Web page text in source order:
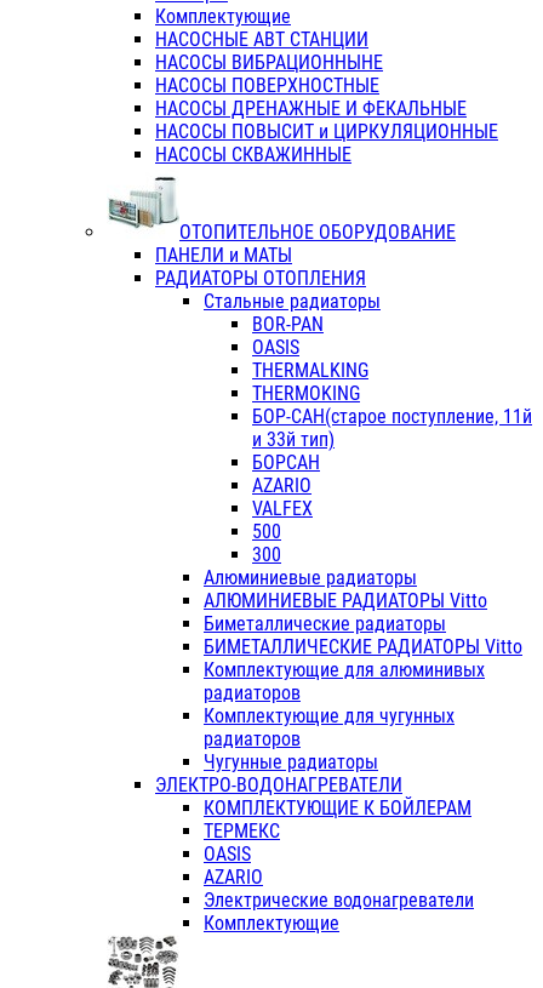
Комплектующие
НАСОСНЫЕ АВТ СТАНЦИИ
НАСОСЫ ВИБРАЦИОННЫНЕ
НАСОСЫ ПОВЕРХНОСТНЫЕ
НАСОСЫ ДРЕНАЖНЫЕ И ФЕКАЛЬНЫЕ
НАСОСЫ ПОВЫСИТ и ЦИРКУЛЯЦИОННЫЕ
НАСОСЫ СКВАЖИННЫЕ
ОТОПИТЕЛЬНОЕ ОБОРУДОВАНИЕ
ПАНЕЛИ и МАТЫ
РАДИАТОРЫ ОТОПЛЕНИЯ
Стальные радиаторы
BOR-PAN
OASIS
THERMALKING
THERMOKING
БОР-САН(старое поступление, 11й
и 33й тип)
БОРСАН
AZARIO
VALFEX
500
300
Алюминиевые радиаторы
АЛЮМИНИЕВЫЕ РАДИАТОРЫ Vitto
Биметаллические радиаторы
БИМЕТАЛЛИЧЕСКИЕ РАДИАТОРЫ Vitto
Комплектующие для алюминивых
радиаторов
Комплектующие для чугунных
радиаторов
Чугунные радиаторы
ЭЛЕКТРО-ВОДОНАГРЕВАТЕЛИ
КОМПЛЕКТУЮЩИЕ К БОЙЛЕРАМ
ТЕРМЕКС
OASIS
AZARIO
Электрические водонагреватели
Комплектующие